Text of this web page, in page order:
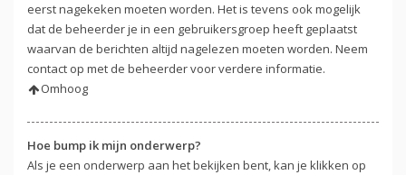
eerst nagekeken moeten worden. Het is tevens ook mogelijk
dat de beheerder je in een gebruikersgroep heeft geplaatst
waarvan de berichten altijd nagelezen moeten worden. Neem
contact op met de beheerder voor verdere informatie.
Omhoog
Hoe bump ik mijn onderwerp?
Als je een onderwerp aan het bekijken bent, kan je klikken op